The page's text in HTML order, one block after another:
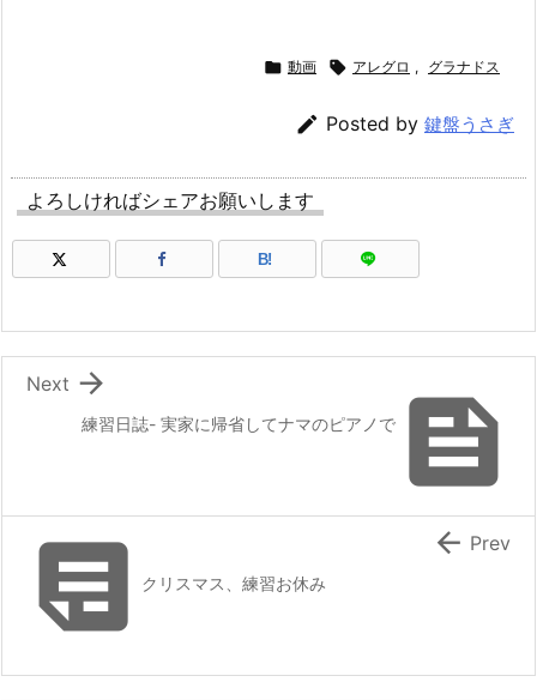
 動画  アレグロ , グラナドス
 Posted by 鍵盤うさぎ
よろしければシェアお願いします
B!

練習日誌- 実家に帰省してナマのピアノで

Next
クリスマス、練習お休み
 Prev